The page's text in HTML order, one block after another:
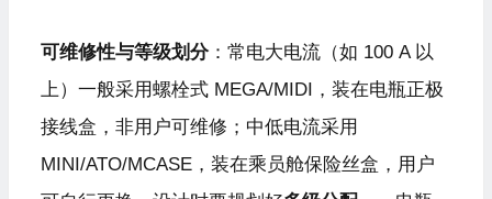
可维修性与等级划分：常电大电流（如 100 A 以
上）一般采用螺栓式 MEGA/MIDI，装在电瓶正极
接线盒，非用户可维修；中低电流采用
MINI/ATO/MCASE，装在乘员舱保险丝盒，用户